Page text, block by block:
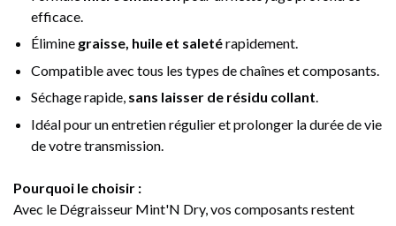
efficace.
Élimine graisse, huile et saletérapidement.
Compatible avec tous les types de chaînes et composants.
Séchage rapide, sans laisser de résidu collant.
Idéal pour un entretien régulier et prolonger la durée de vie
de votre transmission.
Pourquoi le choisir :
Avec le Dégraisseur Mint'N Dry, vos composants restent